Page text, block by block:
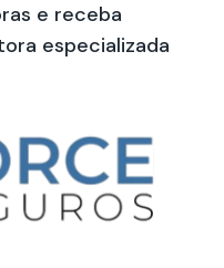
e receba
especializada